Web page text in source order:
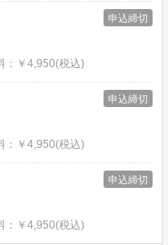
申込締切
：￥4,950(税込)
申込締切
：￥4,950(税込)
申込締切
：￥4,950(税込)